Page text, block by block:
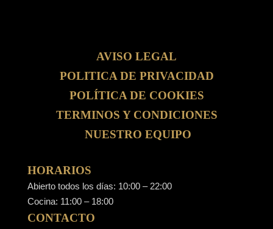
AVISO LEGAL
POLITICA DE PRIVACIDAD
POLÍTICA DE COOKIES
TERMINOS Y CONDICIONES
NUESTRO EQUIPO
HORARIOS
Abierto todos los días: 10:00 – 22:00
Cocina: 11:00 – 18:00
CONTACTO